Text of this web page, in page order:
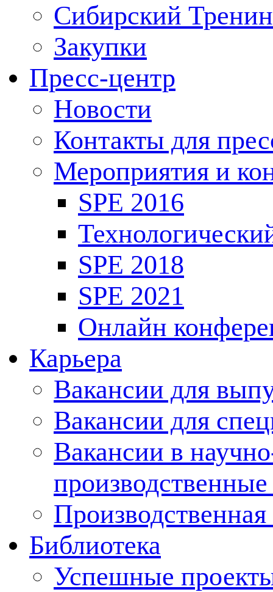
Сибирский
Закупки
Пресс-центр
Новости
Контакты для
Мероприятия и
SPE 2016
SPE 2018
SPE 2021
Онлайн
Карьера
Вакансии для
Вакансии для
Вакансии в
Производственная
Библиотека
Успешные